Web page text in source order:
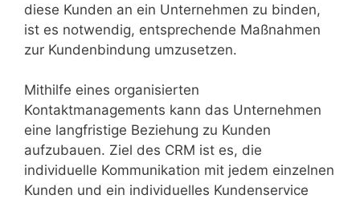
diese Kunden an ein Unternehmen zu binden,
ist es notwendig, entsprechende Maßnahmen
zur Kundenbindung umzusetzen.
Mithilfe eines organisierten
Kontaktmanagements kann das Unternehmen
eine langfristige Beziehung zu Kunden
aufzubauen. Ziel des CRM ist es, die
individuelle Kommunikation mit jedem einzelnen
Kunden und ein individuelles Kundenservice